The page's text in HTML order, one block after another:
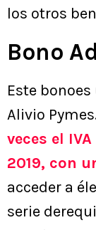
los otros
Bono
Este
Alivio
veces el
2019, con
acceder a
serie